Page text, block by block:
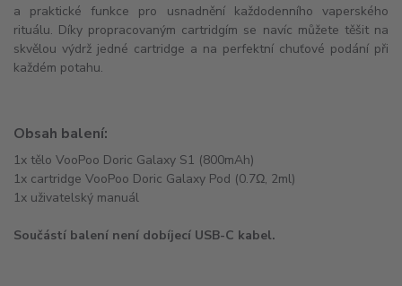
a praktické funkce pro usnadnění každodenního vaperského
rituálu. Díky propracovaným cartridgím se navíc můžete těšit na
skvělou výdrž jedné cartridge a na perfektní chuťové podání při
každém potahu.
Obsah balení:
1x tělo VooPoo Doric Galaxy S1 (800mAh)
1x cartridge VooPoo Doric Galaxy Pod (0.7Ω, 2ml)
1x uživatelský manuál
Součástí balení není dobíjecí USB-C kabel.